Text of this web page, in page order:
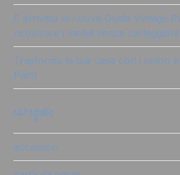
È arrivata la nuova Guida Vintage
ricolorare i mobili senza
Trasforma la tua casa con i colori
Paint
categorie
accessori